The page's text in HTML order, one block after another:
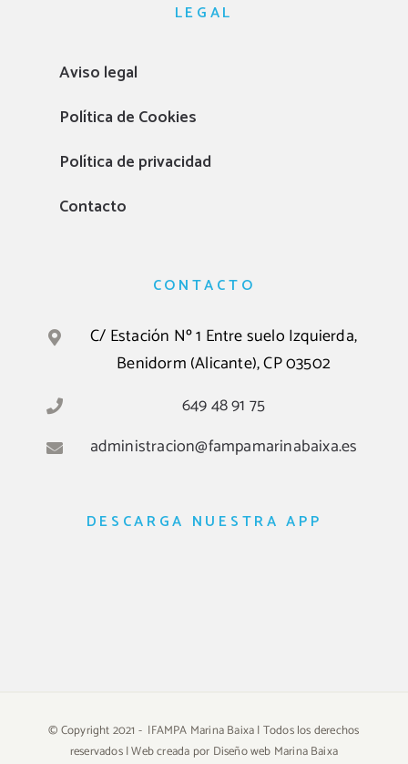
LEGAL
Aviso legal
Política de Cookies
Política de privacidad
Contacto
CONTACTO
C/ Estación Nº 1 Entre suelo Izquierda,
Benidorm (Alicante), CP 03502
649 48 91 75
administracion@fampamarinabaixa.es
DESCARGA NUESTRA APP
© Copyright 2021 - |FAMPA Marina Baixa | Todos los derechos
reservados | Web creada por Diseño web Marina Baixa